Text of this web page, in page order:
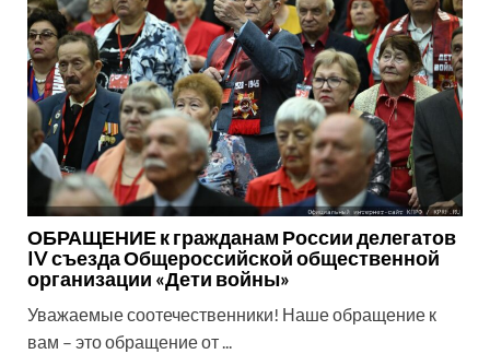
ОБРАЩЕНИЕ к гражданам России делегатов
IV съезда Общероссийской общественной
организации «Дети войны»
Уважаемые соотечественники! Наше обращение к
вам – это обращение от ...